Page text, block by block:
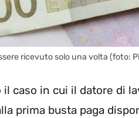
ricevuto solo una volta (foto:
il caso in cui il datore di
prima busta paga